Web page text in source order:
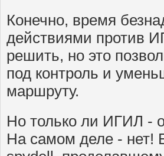
Конечно, время
действиями против
решить, но это
под контроль и
маршруту.
Но только ли ИГИЛ -
На самом деле - нет!